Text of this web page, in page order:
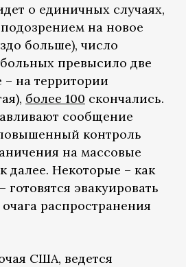
о единичных случаях,
на новое
больше), число
превысило две
– на территории
более 100 скончались.
сообщение
контроль
на массовые
далее. Некоторые – как
– готовятся эвакуировать
распространения
США, ведется